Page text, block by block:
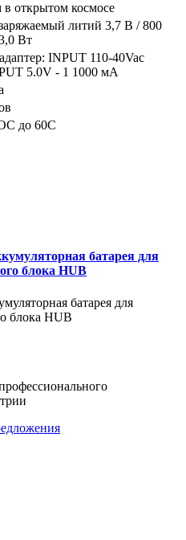
в открытом космосе
литий 3,7 В / 800
Вт
INPUT 110-40Vac
5.0V - 1 1000 мА
до 60C
батарея для
блока HUB
батарея для
блока HUB